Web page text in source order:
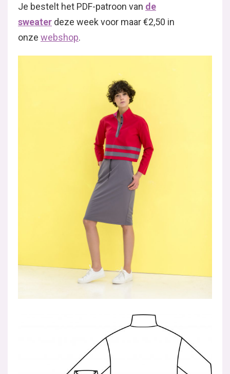
Je bestelt het PDF-patroon van de
sweater deze week voor maar €2,50 in
onze webshop.